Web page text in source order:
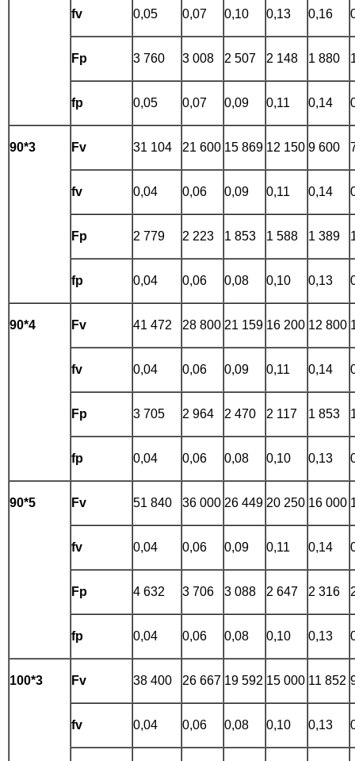
fv 0,05 0,07 0,10 0,13 0,16
Fp 3 760 3 008 2 507 2 148 1 880
fp 0,05 0,07 0,09 0,11 0,14
90*3 Fv 31 104 21 600 15 869 12 150 9 600
fv 0,04 0,06 0,09 0,11 0,14
Fp 2 779 2 223 1 853 1 588 1 389
fp 0,04 0,06 0,08 0,10 0,13
90*4 Fv 41 472 28 800 21 159 16 200 12 800
fv 0,04 0,06 0,09 0,11 0,14
Fp 3 705 2 964 2 470 2 117 1 853
fp 0,04 0,06 0,08 0,10 0,13
90*5 Fv 51 840 36 000 26 449 20 250 16 000
fv 0,04 0,06 0,09 0,11 0,14
Fp 4 632 3 706 3 088 2 647 2 316
fp 0,04 0,06 0,08 0,10 0,13
100*3 Fv 38 400 26 667 19 592 15 000 11 852
fv 0,04 0,06 0,08 0,10 0,13